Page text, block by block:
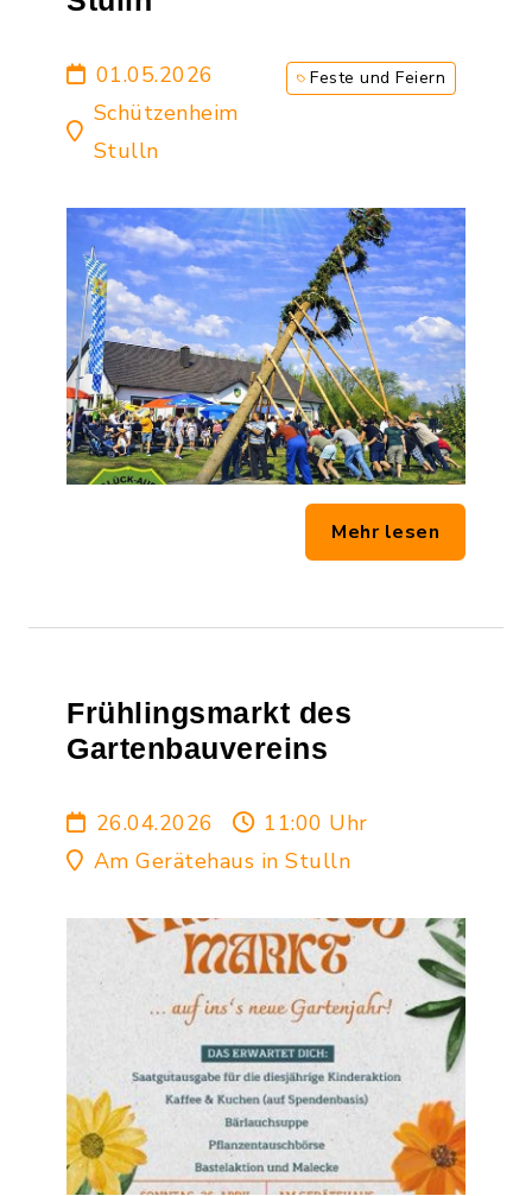
01.05.2026
Schützenheim
Stulln
Feste und Feiern
Mehr lesen
Frühlingsmarkt des
Gartenbauvereins
26.04.2026
11:00 Uhr
Am Gerätehaus in Stulln